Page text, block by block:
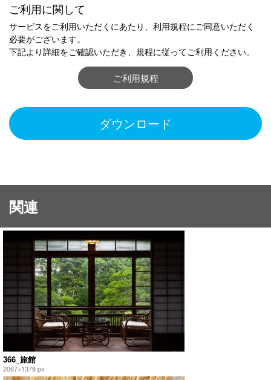
ご利用に関して
サービスをご利用いただくにあたり、利用規程にご同意いただく
必要がございます。
下記より詳細をご確認いただき、規程に従ってご利用ください。
ご利用規程
ダウンロード
関連
366_旅館
2067×1378 px